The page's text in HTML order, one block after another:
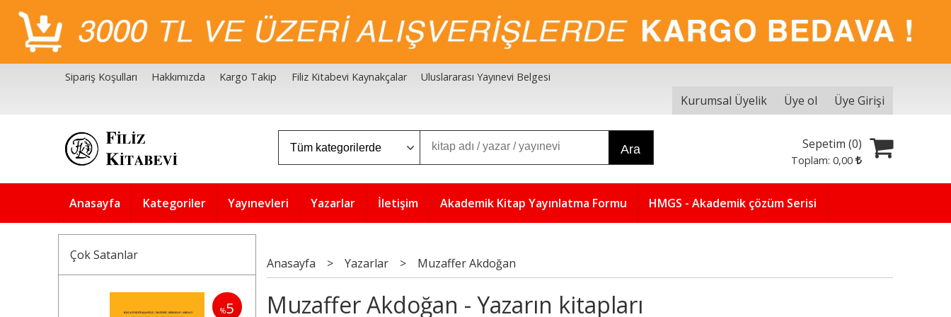
Sipariş Koşulları Hakkımızda Kargo Takip Filiz Kitabevi Kaynakçalar Uluslararası Yayınevi Belgesi
Kurumsal Üyelik Üye ol Üye Girişi
Ara Sepetim (0)
Toplam:0,00
Anasayfa Kategoriler Yayınevleri Yazarlar İletişim Akademik Kitap Yayınlatma Formu HMGS - Akademik çözüm Serisi
Çok Satanlar
%5 % 5
Anasayfa > Yazarlar > Muzaffer Akdoğan
Muzaffer Akdoğan - Yazarın kitapları